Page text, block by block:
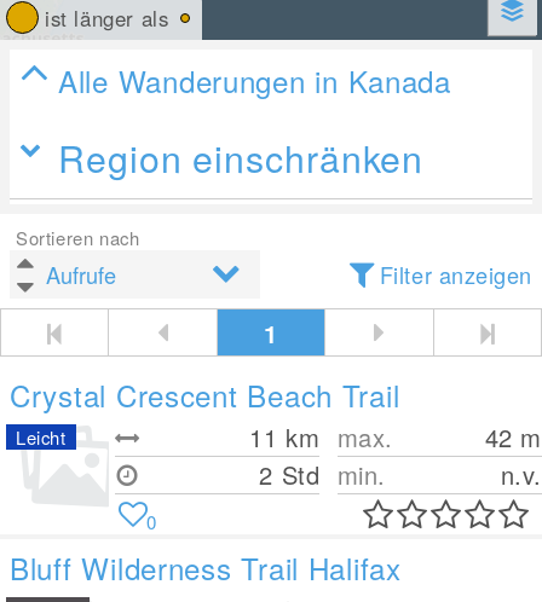
ist länger als
Alle Wanderungen in Kanada
Region einschränken
Sortieren nach
Filter anzeigen
1
Crystal Crescent Beach Trail
11 km
2 Std
max. 42 m
min.
n.v.
Leicht
0
Bluff Wilderness Trail Halifax